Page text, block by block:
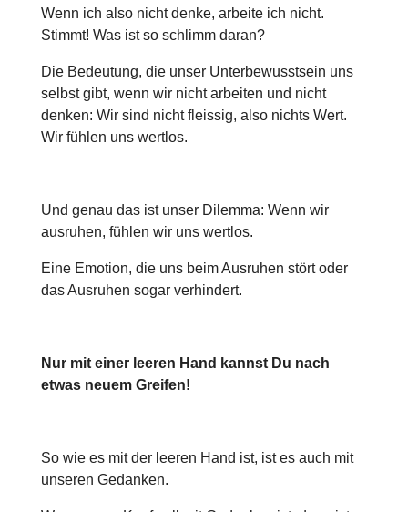
Wenn ich also nicht denke, arbeite ich nicht.
Stimmt! Was ist so schlimm daran?
Die Bedeutung, die unser Unterbewusstsein uns
selbst gibt, wenn wir nicht arbeiten und nicht
denken: Wir sind nicht fleissig, also nichts Wert.
Wir fühlen uns wertlos.
Und genau das ist unser Dilemma: Wenn wir
ausruhen, fühlen wir uns wertlos.
Eine Emotion, die uns beim Ausruhen stört oder
das Ausruhen sogar verhindert.
Nur mit einer leeren Hand kannst Du nach
etwas neuem Greifen!
So wie es mit der leeren Hand ist, ist es auch mit
unseren Gedanken.